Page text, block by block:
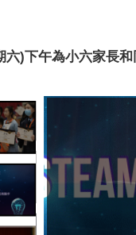
六)下午為小六家長